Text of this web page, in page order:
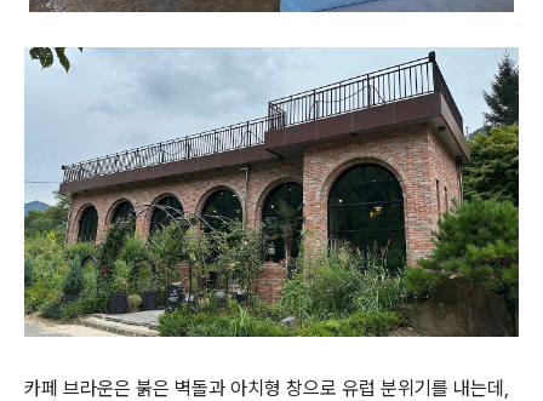
카페 브라운은 붉은 벽돌과 아치형 창으로 유럽 분위기를 내는데,